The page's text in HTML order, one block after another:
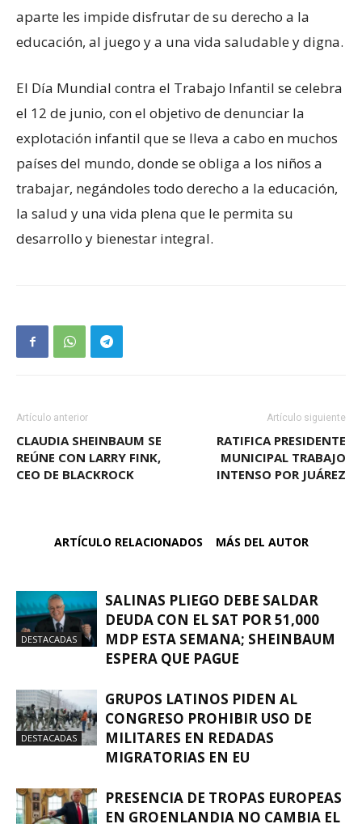
aparte les impide disfrutar de su derecho a la
educación, al juego y a una vida saludable y digna.
El Día Mundial contra el Trabajo Infantil se celebra
el 12 de junio, con el objetivo de denunciar la
explotación infantil que se lleva a cabo en muchos
países del mundo, donde se obliga a los niños a
trabajar, negándoles todo derecho a la educación,
la salud y una vida plena que le permita su
desarrollo y bienestar integral.
Artículo anterior
CLAUDIA SHEINBAUM SE
REÚNE CON LARRY FINK,
CEO DE BLACKROCK
Artículo siguiente
RATIFICA PRESIDENTE
MUNICIPAL TRABAJO
INTENSO POR JUÁREZ
ARTÍCULO RELACIONADOS MÁS DEL AUTOR
DESTACADAS
SALINAS PLIEGO DEBE SALDAR
DEUDA CON EL SAT POR 51,000
MDP ESTA SEMANA; SHEINBAUM
ESPERA QUE PAGUE
DESTACADAS
GRUPOS LATINOS PIDEN AL
CONGRESO PROHIBIR USO DE
MILITARES EN REDADAS
MIGRATORIAS EN EU
PRESENCIA DE TROPAS EUROPEAS
EN GROENLANDIA NO CAMBIA EL